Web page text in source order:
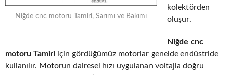
Niğde cnc motoru Tamiri, Sarımı ve Bakımı
kolektörden
oluşur.
Niğde cnc
motoru Tamiri için gördüğümüz motorlar genelde endüstride
kullanılır. Motorun dairesel hızı uygulanan voltajla doğru